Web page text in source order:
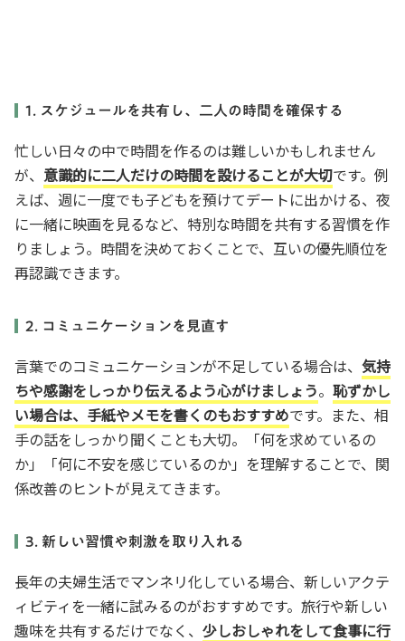
1. スケジュールを共有し、二人の時間を確保する
忙しい日々の中で時間を作るのは難しいかもしれません
が、 意識的に二人だけの時間を設けることが大切です。例
えば、週に一度でも子どもを預けてデートに出かける、夜
に一緒に映画を見るなど、特別な時間を共有する習慣を作
りましょう。時間を決めておくことで、互いの優先順位を
再認識できます。
2. コミュニケーションを見直す
言葉でのコミュニケーションが不足している場合は、 気持
ちや感謝をしっかり伝えるよう心がけましょう。 恥ずかし
い場合は、手紙やメモを書くのもおすすめです。また、相
手の話をしっかり聞くことも大切。「何を求めているの
か」「何に不安を感じているのか」を理解することで、関
係改善のヒントが見えてきます。
3. 新しい習慣や刺激を取り入れる
長年の夫婦生活でマンネリ化している場合、新しいアクテ
ィビティを一緒に試みるのがおすすめです。旅行や新しい
趣味を共有するだけでなく、 少しおしゃれをして食事に行